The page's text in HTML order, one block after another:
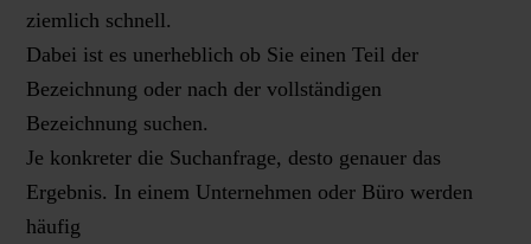
ziemlich schnell.
Dabei ist es unerheblich ob Sie einen Teil der
Bezeichnung oder nach der vollständigen
Bezeichnung suchen.
Je konkreter die Suchanfrage, desto genauer das
Ergebnis. In einem Unternehmen oder Büro werden
häufig